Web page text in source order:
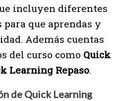
incluyen diferentes
que aprendas y
Además cuentas
del curso como Quick
Learning Repaso.
de Quick Learning